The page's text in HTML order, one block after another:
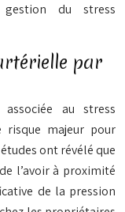
gestion du stress
par
au stress
risque majeur pour
ont révélé que
l’avoir à proximité
de la pression